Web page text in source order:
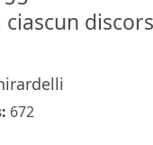
ciascun
672